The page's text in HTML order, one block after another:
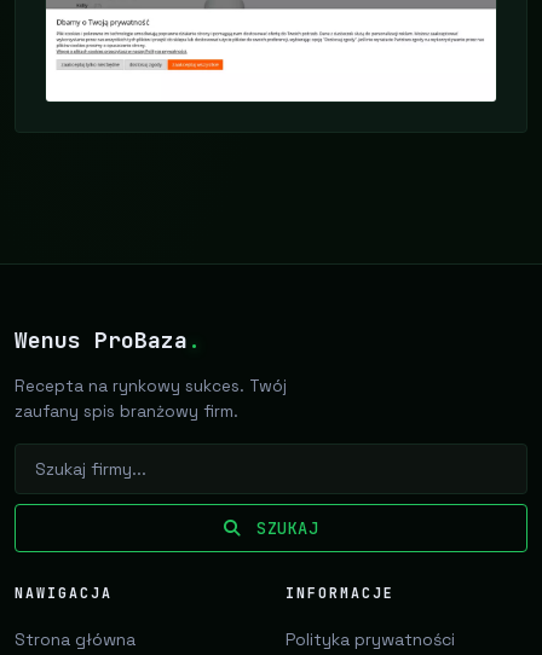
Wenus ProBaza .
Recepta na rynkowy sukces. Twój
zaufany spis branżowy firm.
SZUKAJ
NAWIGACJA
Strona główna
INFORMACJE
Polityka prywatności